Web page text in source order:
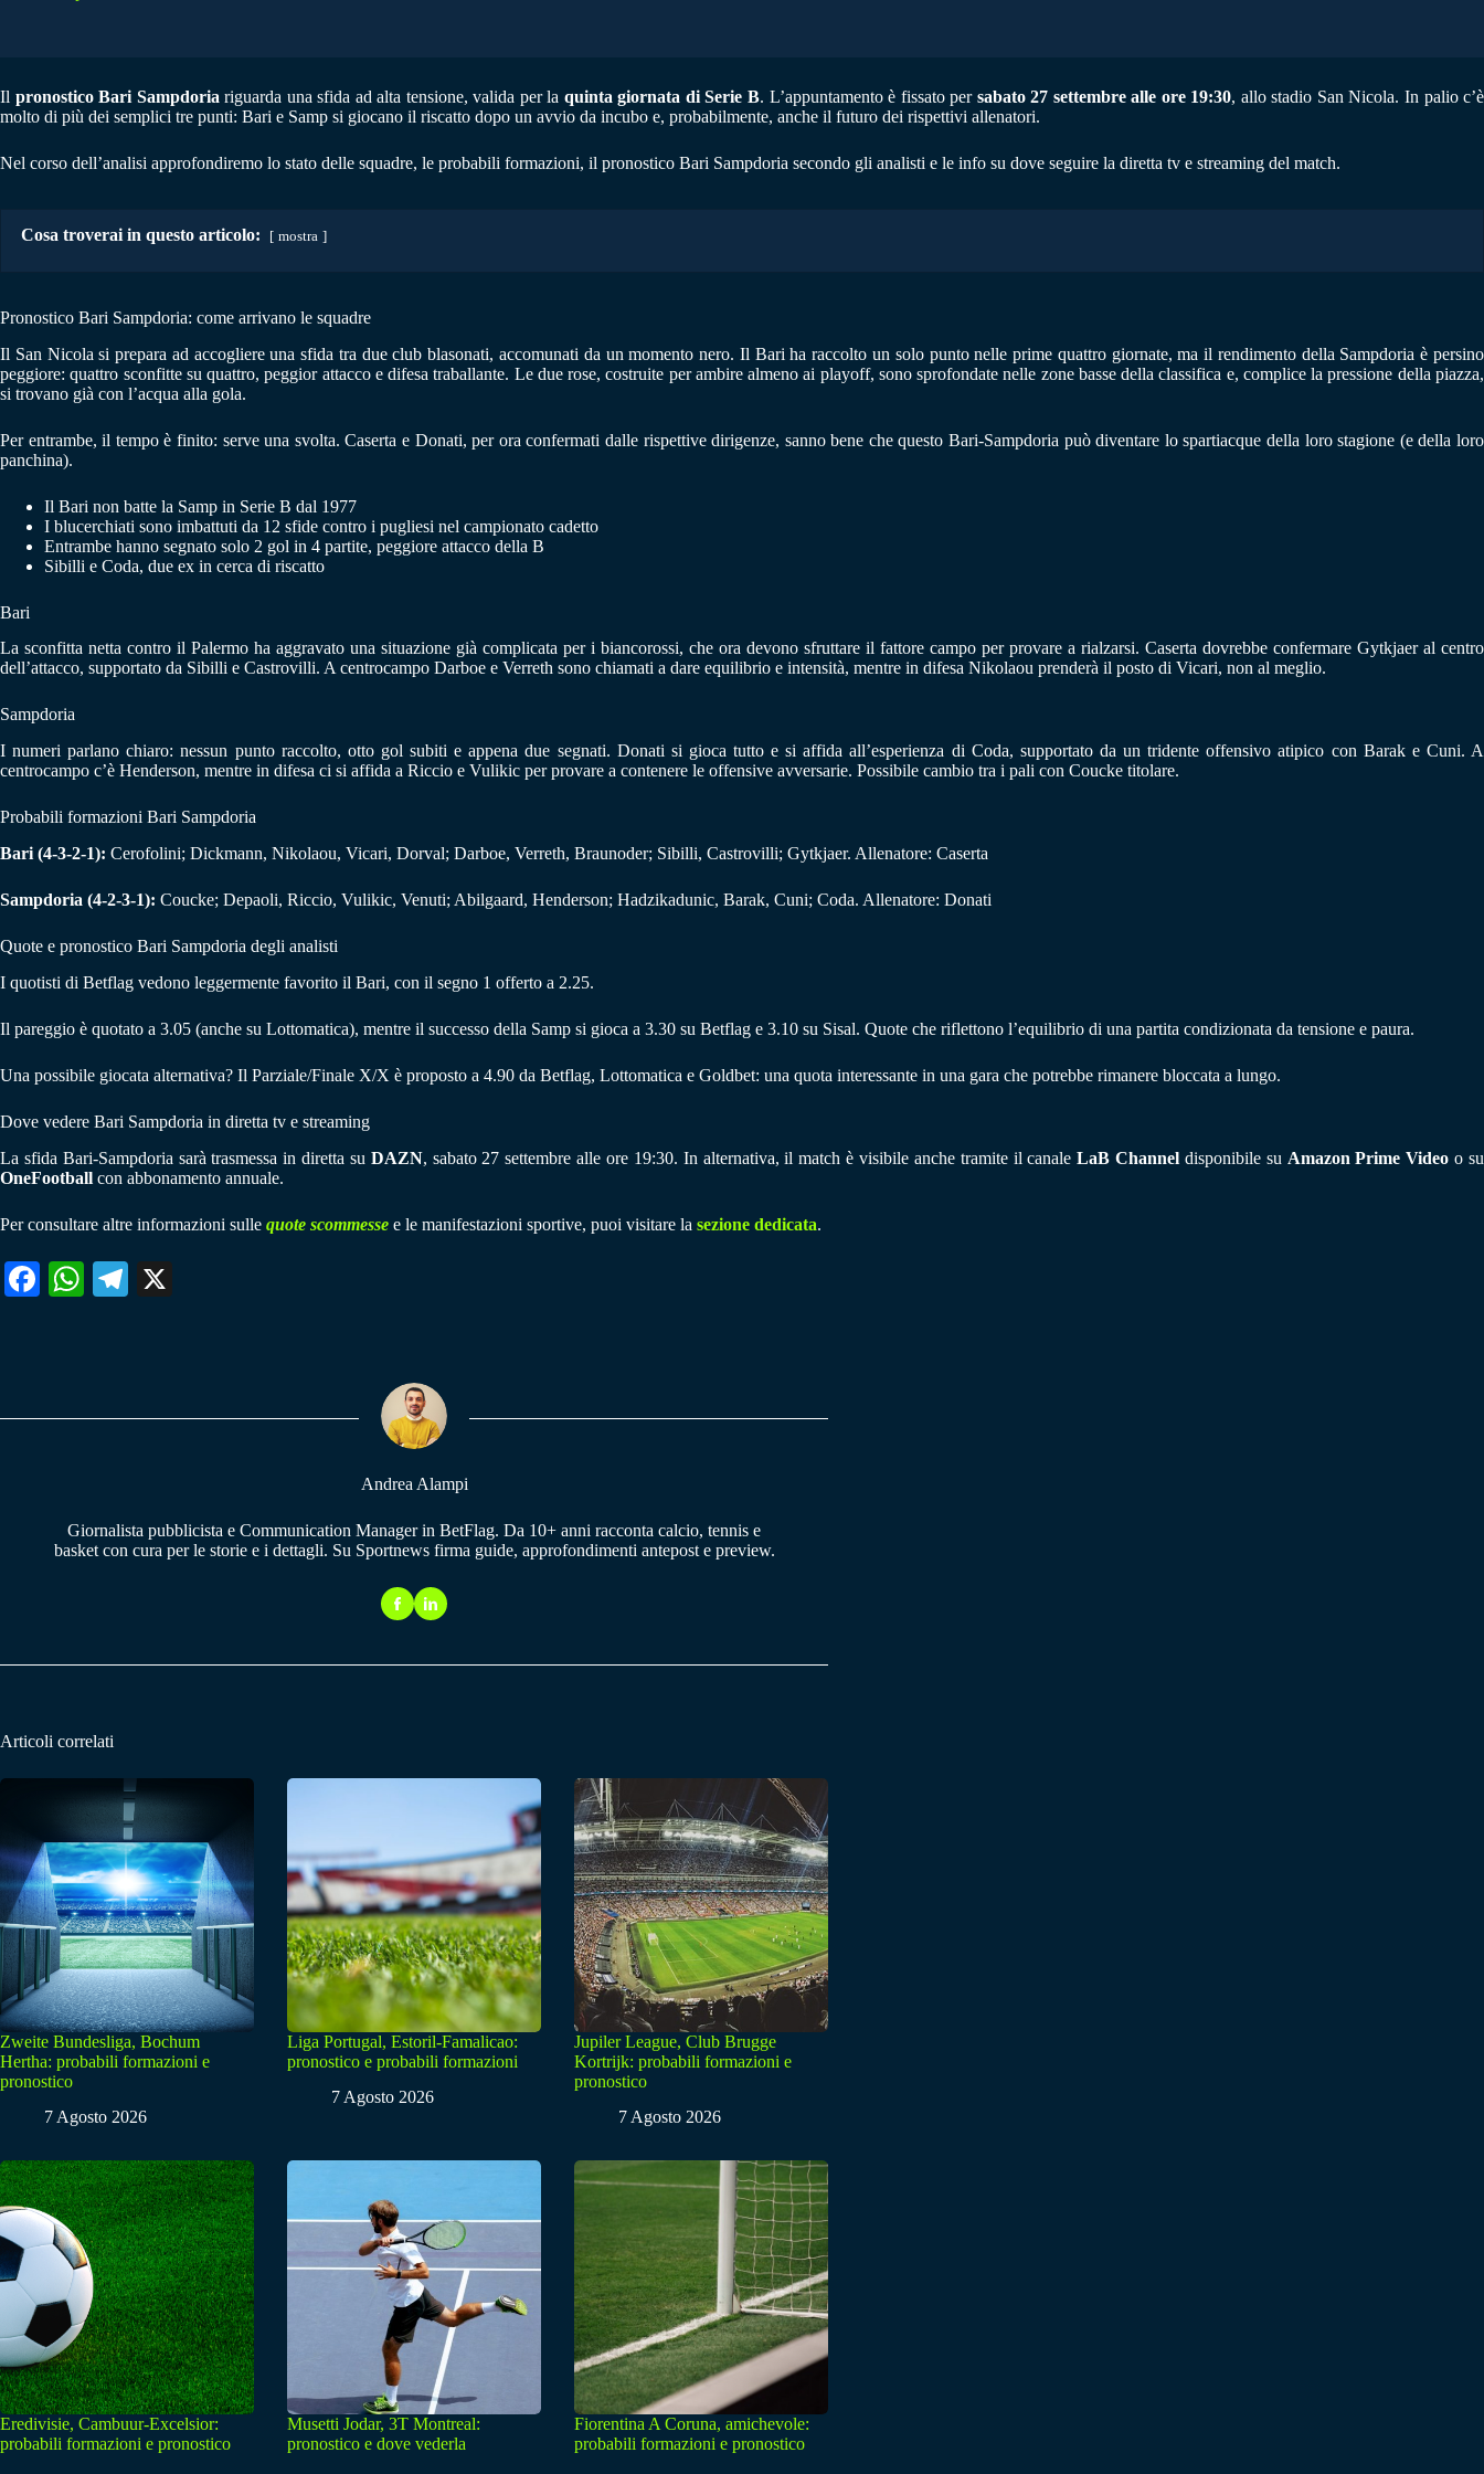
Il pronostico Bari Sampdoria riguarda una sfida ad alta tensione, valida per la quinta giornata di Serie B. L’appuntamento è fissato per sabato 27 settembre alle ore 19:30, allo stadio San Nicola. In palio c’è
molto di più dei semplici tre punti: Bari e Samp si giocano il riscatto dopo un avvio da incubo e, probabilmente, anche il futuro dei rispettivi allenatori.
Nel corso dell’analisi approfondiremo lo stato delle squadre, le probabili formazioni, il pronostico Bari Sampdoria secondo gli analisti e le info su dove seguire la diretta tv e streaming del match.
Cosa troverai in questo articolo: mostra
Pronostico Bari Sampdoria: come arrivano le squadre
Il San Nicola si prepara ad accogliere una sfida tra due club blasonati, accomunati da un momento nero. Il Bari ha raccolto un solo punto nelle prime quattro giornate, ma il rendimento della Sampdoria è persino
peggiore: quattro sconfitte su quattro, peggior attacco e difesa traballante. Le due rose, costruite per ambire almeno ai playoff, sono sprofondate nelle zone basse della classifica e, complice la pressione della piazza,
si trovano già con l’acqua alla gola.
Per entrambe, il tempo è finito: serve una svolta. Caserta e Donati, per ora confermati dalle rispettive dirigenze, sanno bene che questo Bari-Sampdoria può diventare lo spartiacque della loro stagione (e della loro
panchina).
Il Bari non batte la Samp in Serie B dal 1977
I blucerchiati sono imbattuti da 12 sfide contro i pugliesi nel campionato cadetto
Entrambe hanno segnato solo 2 gol in 4 partite, peggiore attacco della B
Sibilli e Coda, due ex in cerca di riscatto
Bari
La sconfitta netta contro il Palermo ha aggravato una situazione già complicata per i biancorossi, che ora devono sfruttare il fattore campo per provare a rialzarsi. Caserta dovrebbe confermare Gytkjaer al centro
dell’attacco, supportato da Sibilli e Castrovilli. A centrocampo Darboe e Verreth sono chiamati a dare equilibrio e intensità, mentre in difesa Nikolaou prenderà il posto di Vicari, non al meglio.
Sampdoria
I numeri parlano chiaro: nessun punto raccolto, otto gol subiti e appena due segnati. Donati si gioca tutto e si affida all’esperienza di Coda, supportato da un tridente offensivo atipico con Barak e Cuni. A
centrocampo c’è Henderson, mentre in difesa ci si affida a Riccio e Vulikic per provare a contenere le offensive avversarie. Possibile cambio tra i pali con Coucke titolare.
Probabili formazioni Bari Sampdoria
Bari (4-3-2-1): Cerofolini; Dickmann, Nikolaou, Vicari, Dorval; Darboe, Verreth, Braunoder; Sibilli, Castrovilli; Gytkjaer. Allenatore: Caserta
Sampdoria (4-2-3-1): Coucke; Depaoli, Riccio, Vulikic, Venuti; Abilgaard, Henderson; Hadzikadunic, Barak, Cuni; Coda. Allenatore: Donati
Quote e pronostico Bari Sampdoria degli analisti
I quotisti di Betflag vedono leggermente favorito il Bari, con il segno 1 offerto a 2.25.
Il pareggio è quotato a 3.05 (anche su Lottomatica), mentre il successo della Samp si gioca a 3.30 su Betflag e 3.10 su Sisal. Quote che riflettono l’equilibrio di una partita condizionata da tensione e paura.
Una possibile giocata alternativa? Il Parziale/Finale X/X è proposto a 4.90 da Betflag, Lottomatica e Goldbet: una quota interessante in una gara che potrebbe rimanere bloccata a lungo.
Dove vedere Bari Sampdoria in diretta tv e streaming
La sfida Bari-Sampdoria sarà trasmessa in diretta su DAZN, sabato 27 settembre alle ore 19:30. In alternativa, il match è visibile anche tramite il canaleLaB Channel disponibile su Amazon Prime Video o su
OneFootball con abbonamento annuale.
Per consultare altre informazioni sulle quote scommesse e le manifestazioni sportive, puoi visitare la sezione dedicata.
Fa W
pp
Te
m
Andrea Alampi
Giornalista pubblicista e Communication Manager in BetFlag. Da 10+ anni racconta calcio, tennis e
basket con cura per le storie e i dettagli. Su Sportnews firma guide, approfondimenti antepost e preview.
Articoli correlati
Zweite Bundesliga, Bochum
Hertha: probabili formazioni e
pronostico
7 Agosto 2026
Liga Portugal, Estoril-Famalicao:
pronostico e probabili formazioni
7 Agosto 2026
Jupiler League, Club Brugge
Kortrijk: probabili formazioni e
pronostico
7 Agosto 2026
Eredivisie, Cambuur-Excelsior:
probabili formazioni e pronostico
Musetti Jodar, 3T Montreal:
pronostico e dove vederla
Fiorentina A Coruna, amichevole:
probabili formazioni e pronostico